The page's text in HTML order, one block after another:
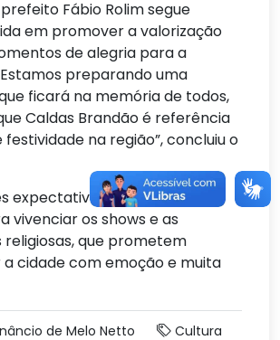
Fábio Rolim segue
em promover a valorização
de alegria para a
preparando uma
ficará na memória de todos,
Caldas Brandão é referência
na região”, concluiu o
expectativas, a população
vivenciar os shows e as
que prometem
cidade com emoção e muita
de Melo Netto Cultura